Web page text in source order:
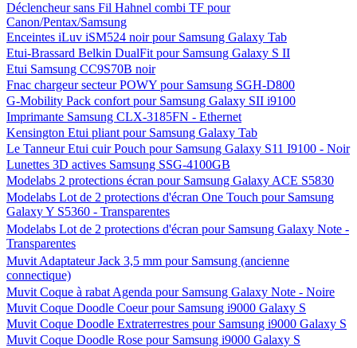
Déclencheur sans Fil Hahnel combi TF pour
Canon/Pentax/Samsung
Enceintes iLuv iSM524 noir pour Samsung Galaxy Tab
Etui-Brassard Belkin DualFit pour Samsung Galaxy S II
Etui Samsung CC9S70B noir
Fnac chargeur secteur POWY pour Samsung SGH-D800
G-Mobility Pack confort pour Samsung Galaxy SII i9100
Imprimante Samsung CLX-3185FN - Ethernet
Kensington Etui pliant pour Samsung Galaxy Tab
Le Tanneur Etui cuir Pouch pour Samsung Galaxy S11 I9100 - Noir
Lunettes 3D actives Samsung SSG-4100GB
Modelabs 2 protections écran pour Samsung Galaxy ACE S5830
Modelabs Lot de 2 protections d'écran One Touch pour Samsung
Galaxy Y S5360 - Transparentes
Modelabs Lot de 2 protections d'écran pour Samsung Galaxy Note -
Transparentes
Muvit Adaptateur Jack 3,5 mm pour Samsung (ancienne
connectique)
Muvit Coque à rabat Agenda pour Samsung Galaxy Note - Noire
Muvit Coque Doodle Coeur pour Samsung i9000 Galaxy S
Muvit Coque Doodle Extraterrestres pour Samsung i9000 Galaxy S
Muvit Coque Doodle Rose pour Samsung i9000 Galaxy S